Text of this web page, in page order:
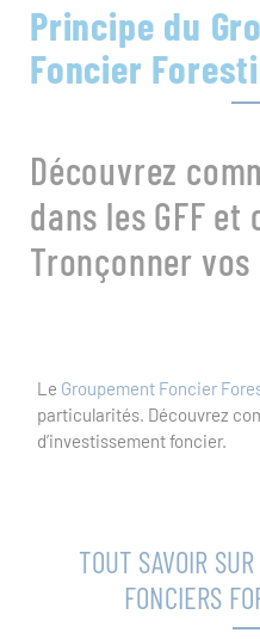
Principe du
Foncier
Découvrez
dans les GFF et
Tronçonner
Le Groupement Foncier
particularités. Découvrez
d’investissement foncier.
TOUT SAVOIR
FONCIERS